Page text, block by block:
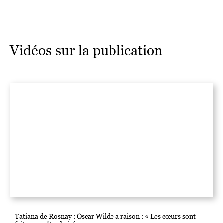
Vidéos sur la publication
Tatiana de Rosnay : Oscar Wilde a raison : « Les cœurs sont